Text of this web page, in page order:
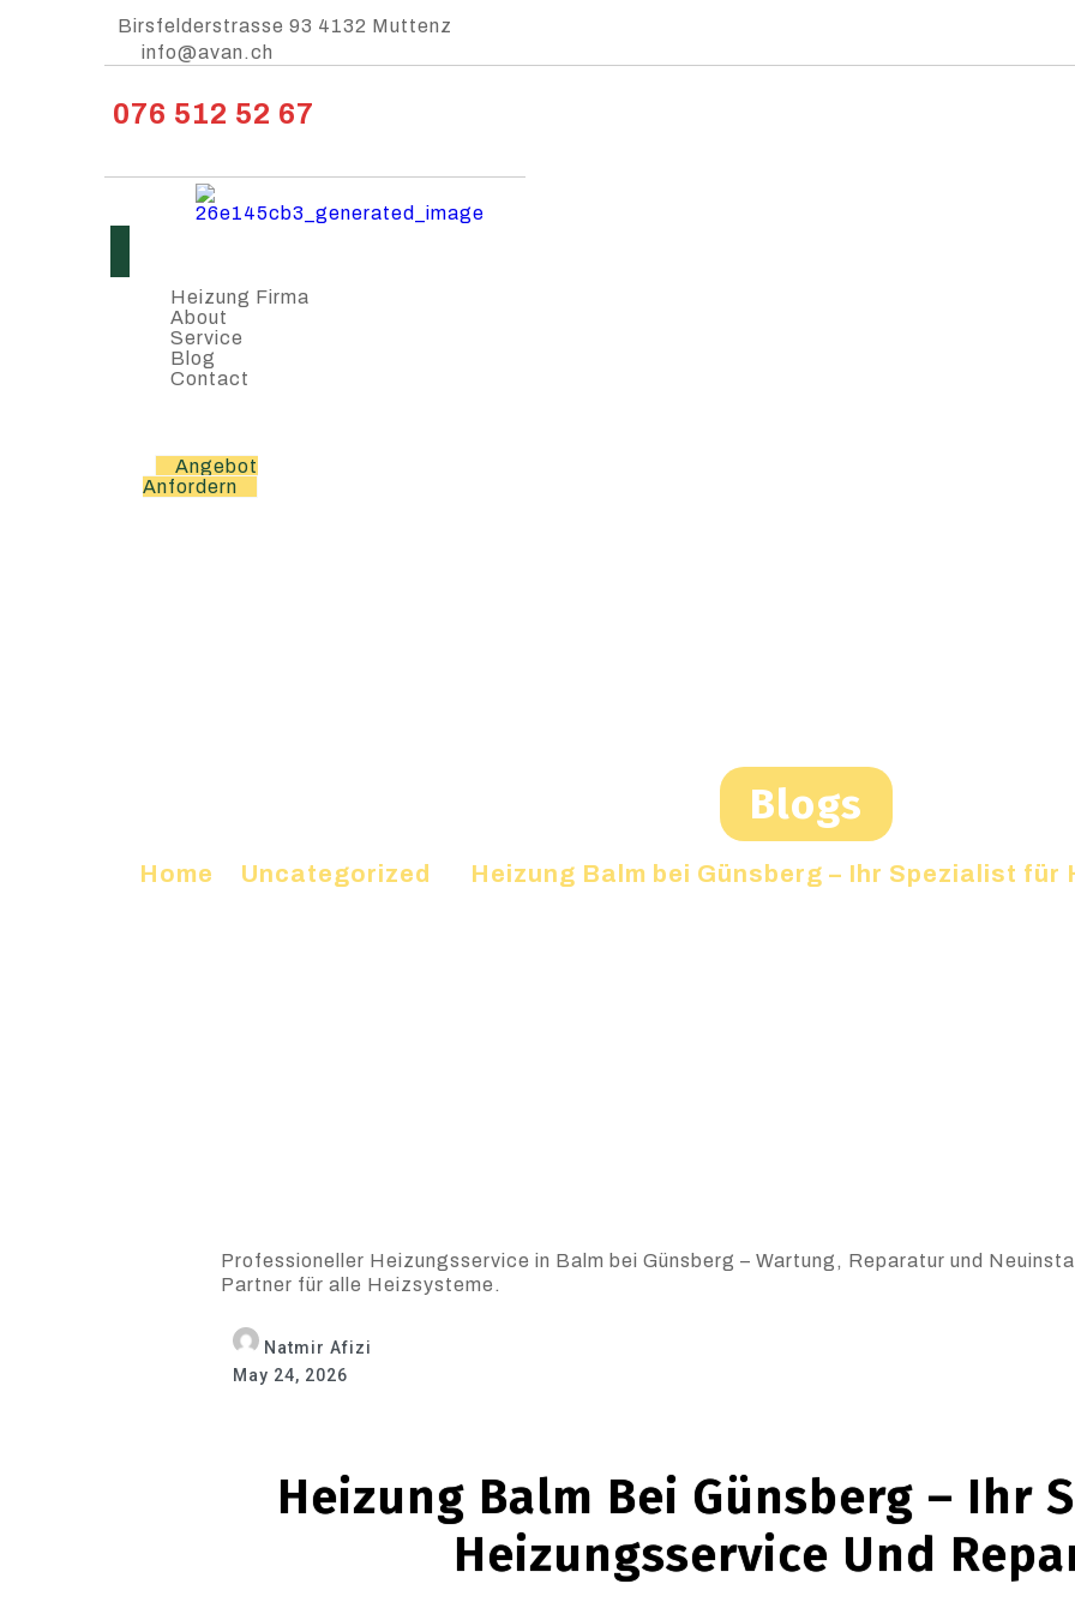
Birsfelderstrasse 93 4132 Muttenz
info@avan.ch
076 512 52 67
Heizung Firma
About
Service
Blog
Contact
Angebot
Anfordern
Blogs
Home Uncategorized Heizung Balm bei Günsberg – Ihr Spezialist
Professioneller Heizungsservice in Balm bei Günsberg – Wartung, Reparatur und
Partner für alle Heizsysteme.
Natmir Afizi
May 24, 2026
Heizung Balm Bei Günsberg – Ihr
Heizungsservice Und